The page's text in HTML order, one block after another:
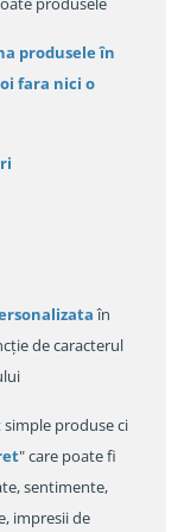
produsele în
fara nici o
în
de caracterul
produse ci
" care poate fi
sentimente,
impresii de